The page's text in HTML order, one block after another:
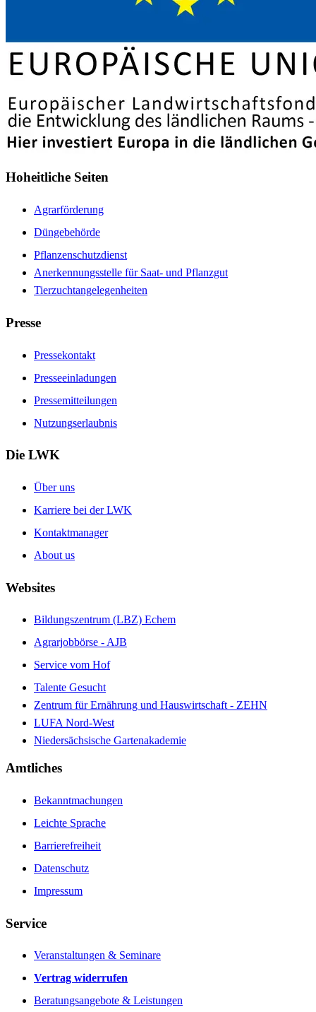
Hoheitliche Seiten
Agrarförderung
Düngebehörde
Pflanzenschutzdienst
Anerkennungsstelle für Saat- und Pflanzgut
Tierzuchtangelegenheiten
Presse
Pressekontakt
Presseeinladungen
Pressemitteilungen
Nutzungserlaubnis
Die LWK
Über uns
Karriere bei der LWK
Kontaktmanager
About us
Websites
Bildungszentrum (LBZ) Echem
Agrarjobbörse - AJB
Service vom Hof
Talente Gesucht
Zentrum für Ernährung und Hauswirtschaft - ZEHN
LUFA Nord-West
Niedersächsische Gartenakademie
Amtliches
Bekanntmachungen
Leichte Sprache
Barrierefreiheit
Datenschutz
Impressum
Service
Veranstaltungen & Seminare
Vertrag widerrufen
Beratungsangebote & Leistungen